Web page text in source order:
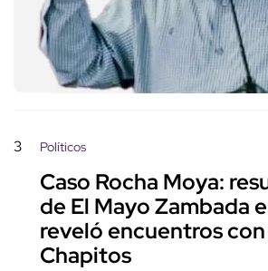
3 Políticos
Caso Rocha Moya:
de El Mayo Zambada
reveló encuentros
Chapitos